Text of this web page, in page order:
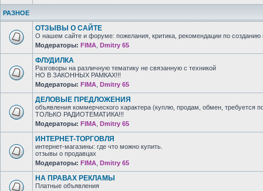
РАЗНОЕ
ОТЗЫВЫ О САЙТЕ
О нашем сайте и форуме: пожелания, критика, рекомендации по созданию
Модераторы: FIMA Dmitry 65
ФЛУДИЛКА
Разговоры на различную тематику не связанную с техникой
НО В ЗАКОННЫХ РАМКАХ!!!
Модераторы: FIMA Dmitry 65
ДЕЛОВЫЕ ПРЕДЛОЖЕНИЯ
объявления коммерческого характера (куплю, продам, обмен, требуется
ТОЛЬКО РАДИОТЕМАТИКА!!!
Модераторы: FIMA Dmitry 65
ИНТЕРНЕТ-ТОРГОВЛЯ
интернет-магазины: где что можно купить.
отзывы о продавцах
Модераторы: FIMA Dmitry 65
НА ПРАВАХ РЕКЛАМЫ
Платные объявления